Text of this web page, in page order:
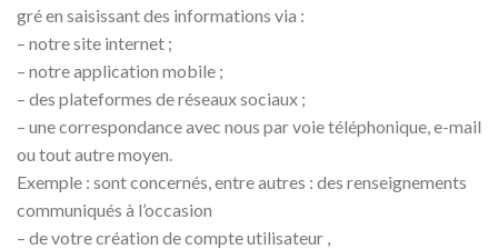
gré en saisissant des informations via :
– notre site internet ;
– notre application mobile ;
– des plateformes de réseaux sociaux ;
– une correspondance avec nous par voie téléphonique, e-mail
ou tout autre moyen.
Exemple : sont concernés, entre autres : des renseignements
communiqués à l’occasion
– de votre création de compte utilisateur ,